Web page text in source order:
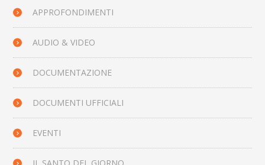
APPROFONDIMENTI
AUDIO & VIDEO
DOCUMENTAZIONE
DOCUMENTI UFFICIALI
EVENTI